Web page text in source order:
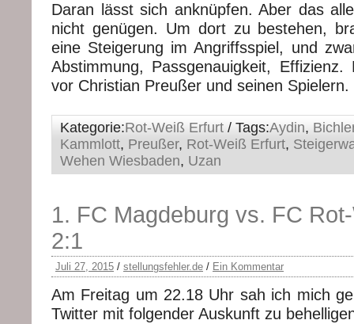
Daran lässt sich anknüpfen. Aber das
nicht genügen. Um dort zu bestehen,
eine Steigerung im Angriffsspiel, und
Abstimmung, Passgenauigkeit,
vor Christian Preußer und seinen Spielern.
Kategorie:Rot-Weiß Erfurt / Tags:Aydin,
Kammlott, Preußer, Rot-Weiß Erfurt,
Wehen Wiesbaden, Uzan
1. FC Magdeburg vs. FC
2:1
Juli 27, 2015 / stellungsfehler.de / Ein Kommentar
Am Freitag um 22.18 Uhr sah ich mich
Twitter mit folgender Auskunft zu